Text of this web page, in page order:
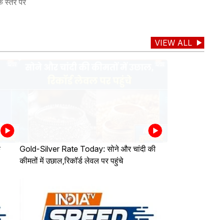
स्तर पर
VIEW ALL
Gold-Silver Rate Today: सोने और चांदी की
कीमतों में उछाल,रिकॉर्ड लेवल पर पहुंचे